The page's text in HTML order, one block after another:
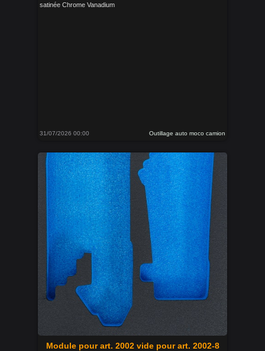
satinée Chrome Vanadium
31/07/2026 00:00 Outillage auto moco camion
Module pour art. 2002 vide pour art. 2002-8